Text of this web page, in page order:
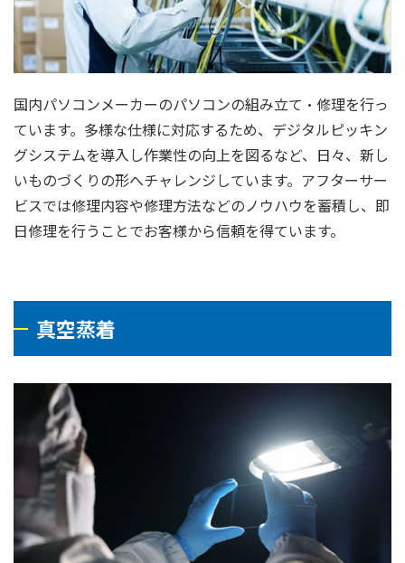
国内パソコンメーカーのパソコンの組み立て・修理を行っ
ています。多様な仕様に対応するため、デジタルピッキン
グシステムを導入し作業性の向上を図るなど、日々、新し
いものづくりの形へチャレンジしています。アフターサー
ビスでは修理内容や修理方法などのノウハウを蓄積し、即
日修理を行うことでお客様から信頼を得ています。
真空蒸着